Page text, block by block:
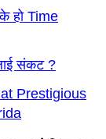
हो Time
संकट ?
Prestigious